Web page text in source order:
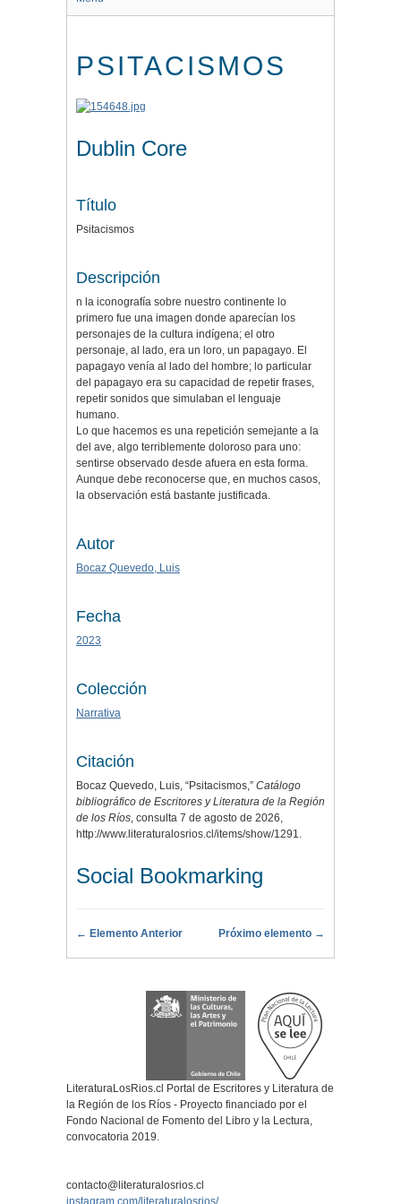
PSITACISMOS
Dublin Core
Título
Psitacismos
Descripción
n la iconografía sobre nuestro continente lo
primero fue una imagen donde aparecían los
personajes de la cultura indígena; el otro
personaje, al lado, era un loro, un papagayo. El
papagayo venía al lado del hombre; lo particular
del papagayo era su capacidad de repetir frases,
repetir sonidos que simulaban el lenguaje
humano.
Lo que hacemos es una repetición semejante a la
del ave, algo terriblemente doloroso para uno:
sentirse observado desde afuera en esta forma.
Aunque debe reconocerse que, en muchos casos,
la observación está bastante justificada.
Autor
Bocaz Quevedo, Luis
Fecha
2023
Colección
Narrativa
Citación
Bocaz Quevedo, Luis, “Psitacismos,” Catálogo
bibliográfico de Escritores y Literatura de la Región
de los Ríos, consulta 7 de agosto de 2026,
http://www.literaturalosrios.cl/items/show/1291.
Social Bookmarking
← Elemento Anterior Próximo elemento →
LiteraturaLosRios.cl Portal de Escritores y Literatura de
la Región de los Ríos - Proyecto financiado por el
Fondo Nacional de Fomento del Libro y la Lectura,
convocatoria 2019.
contacto@literaturalosrios.cl
instagram.com/literaturalosrios/